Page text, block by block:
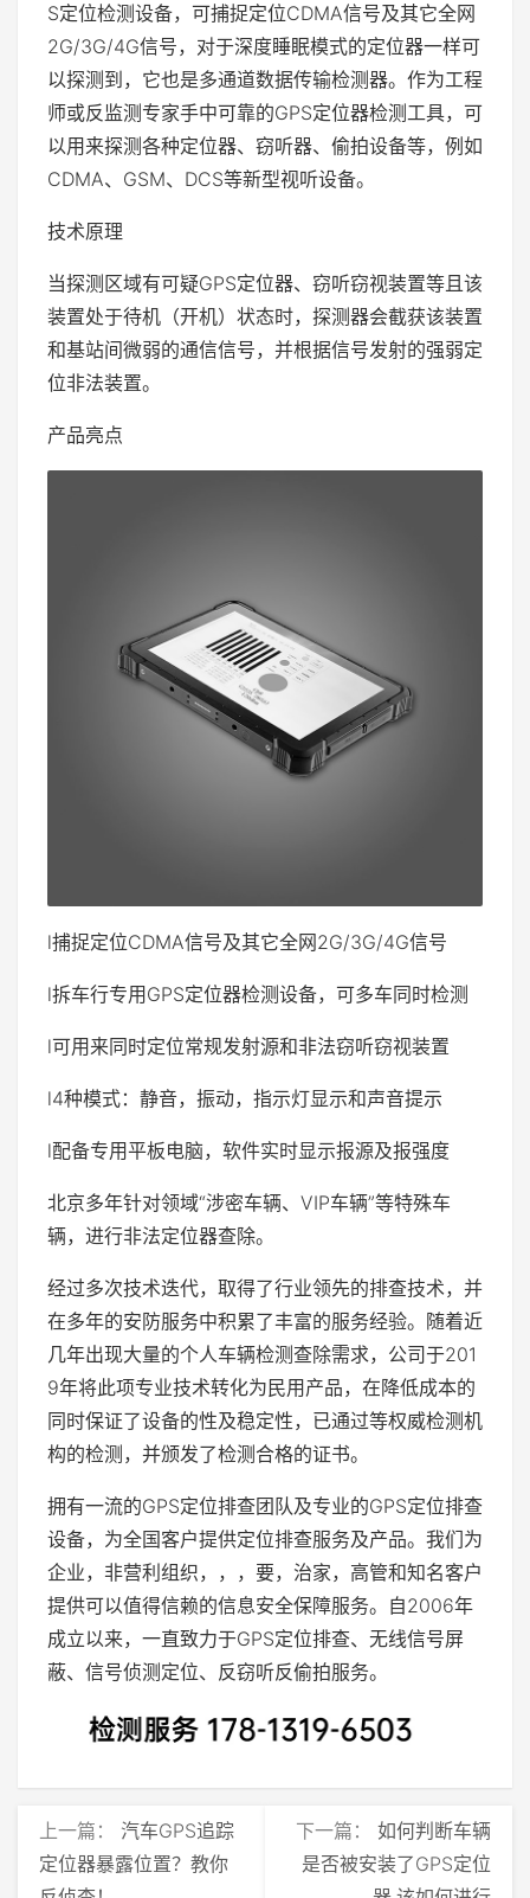
S定位检测设备，可捕捉定位CDMA信号及其它全网
2G/3G/4G信号，对于深度睡眠模式的定位器一样可
以探测到，它也是多通道数据传输检测器。作为工程
师或反监测专家手中可靠的GPS定位器检测工具，可
以用来探测各种定位器、窃听器、偷拍设备等，例如
CDMA、GSM、DCS等新型视听设备。
技术原理
当探测区域有可疑GPS定位器、窃听窃视装置等且该
装置处于待机（开机）状态时，探测器会截获该装置
和基站间微弱的通信信号，并根据信号发射的强弱定
位非法装置。
产品亮点
l捕捉定位CDMA信号及其它全网2G/3G/4G信号
l拆车行专用GPS定位器检测设备，可多车同时检测
l可用来同时定位常规发射源和非法窃听窃视装置
l4种模式：静音，振动，指示灯显示和声音提示
l配备专用平板电脑，软件实时显示报源及报强度
北京多年针对领域“涉密车辆、VIP车辆”等特殊车
辆，进行非法定位器查除。
经过多次技术迭代，取得了行业领先的排查技术，并
在多年的安防服务中积累了丰富的服务经验。随着近
几年出现大量的个人车辆检测查除需求，公司于201
9年将此项专业技术转化为民用产品，在降低成本的
同时保证了设备的性及稳定性，已通过等权威检测机
构的检测，并颁发了检测合格的证书。
拥有一流的GPS定位排查团队及专业的GPS定位排查
设备，为全国客户提供定位排查服务及产品。我们为
企业，非营利组织，，，要，治家，高管和知名客户
提供可以值得信赖的信息安全保障服务。自2006年
成立以来，一直致力于GPS定位排查、无线信号屏
蔽、信号侦测定位、反窃听反偷拍服务。
上一篇： 汽车GPS追踪
定位器暴露位置？教你
下一篇： 如何判断车辆
是否被安装了GPS定位